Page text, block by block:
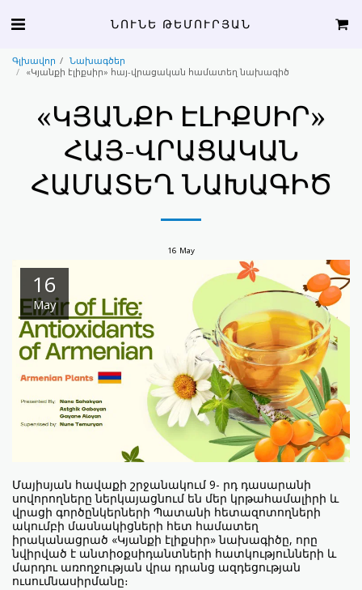
ՆՈՒՆԵ ԹԵՄՈՒՐՅԱՆ
Գլխավոր
Նախագծեր
«Կյանքի էլիքսիր» հայ-վրացական համատեղ նախագիծ
«ԿՅԱՆՔԻ ԷԼԻՔՍԻՐ»
ՀԱՅ-ՎՐԱՑԱԿԱՆ
ՀԱՄԱՏԵՂ ՆԱԽԱԳԻԾ
16 May
16
May
Մայիսյան հավաքի շրջանակում 9- րդ դասարանի
սովորողները ներկայացնում են մեր կրթահամալիրի և
վրացի գործընկերների Պատանի հետազոտողների
ակումբի մասնակիցների հետ համատեղ
իրականացրած «Կյանքի էլիքսիր» նախագիծը, որը
նվիրված է անտիօքսիդանտների հատկությունների և
մարդու առողջության վրա դրանց ազդեցության
ուսումնասիրմանը։